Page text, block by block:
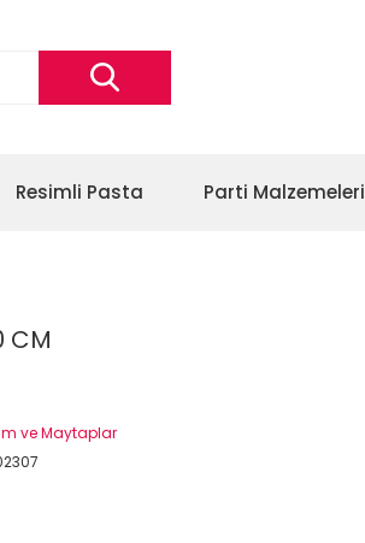
Resimli Pasta Parti Malzemeleri
CM
ve Maytaplar